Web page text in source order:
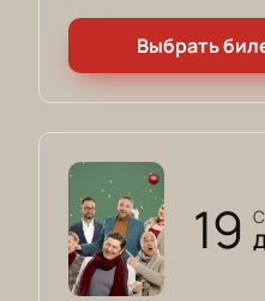
Выбрать
19